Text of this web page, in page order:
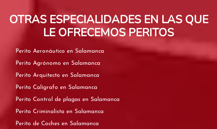
OTRAS ESPECIALIDADES EN LAS QUE
LE OFRECEMOS PERITOS
Perito Aeronáutico en Salamanca
Perito Agrónomo en Salamanca
Perito Arquitecto en Salamanca
Perito Calígrafo en Salamanca
Perito Control de plagas en Salamanca
Perito Criminalista en Salamanca
Perito de Coches en Salamanca